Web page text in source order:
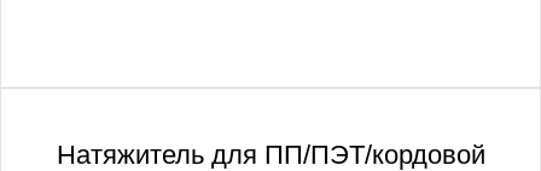
Натяжитель для ПП/ПЭТ/кордовой